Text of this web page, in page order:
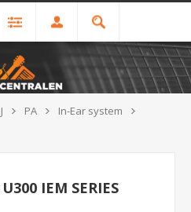
PA
In-Ear system
IEM SERIES